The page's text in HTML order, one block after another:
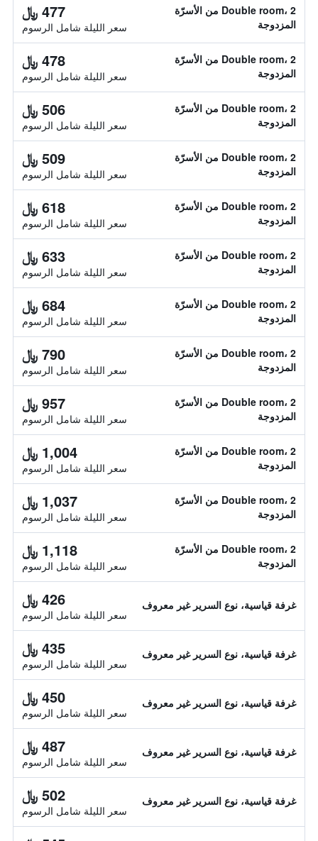
Double room، 2 من الأسرّة
المزدوجة
477 ﷼
سعر الليلة شامل الرسوم
Double room، 2 من الأسرّة
المزدوجة
478 ﷼
سعر الليلة شامل الرسوم
Double room، 2 من الأسرّة
المزدوجة
506 ﷼
سعر الليلة شامل الرسوم
Double room، 2 من الأسرّة
المزدوجة
509 ﷼
سعر الليلة شامل الرسوم
Double room، 2 من الأسرّة
المزدوجة
618 ﷼
سعر الليلة شامل الرسوم
Double room، 2 من الأسرّة
المزدوجة
633 ﷼
سعر الليلة شامل الرسوم
Double room، 2 من الأسرّة
المزدوجة
684 ﷼
سعر الليلة شامل الرسوم
Double room، 2 من الأسرّة
المزدوجة
790 ﷼
سعر الليلة شامل الرسوم
Double room، 2 من الأسرّة
المزدوجة
957 ﷼
سعر الليلة شامل الرسوم
Double room، 2 من الأسرّة
المزدوجة
1,004 ﷼
سعر الليلة شامل الرسوم
Double room، 2 من الأسرّة
المزدوجة
1,037 ﷼
سعر الليلة شامل الرسوم
Double room، 2 من الأسرّة
المزدوجة
1,118 ﷼
سعر الليلة شامل الرسوم
غرفة قياسية، نوع السرير غير معروف 426 ﷼
سعر الليلة شامل الرسوم
غرفة قياسية، نوع السرير غير معروف 435 ﷼
سعر الليلة شامل الرسوم
غرفة قياسية، نوع السرير غير معروف 450 ﷼
سعر الليلة شامل الرسوم
غرفة قياسية، نوع السرير غير معروف 487 ﷼
سعر الليلة شامل الرسوم
غرفة قياسية، نوع السرير غير معروف 502 ﷼
سعر الليلة شامل الرسوم